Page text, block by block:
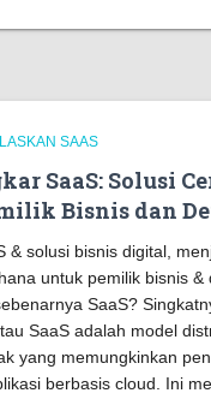
SAAS
SaaS: Solusi
Bisnis dan
& solusi bisnis digital,
untuk pemilik bisnis &
SaaS?
SaaS adalah model
yang memungkinkan
berbasis cloud. Ini